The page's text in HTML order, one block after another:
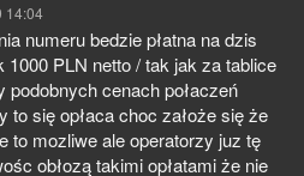
14:04
numeru bedzie płatna na dzis
1000 PLN netto / tak jak za tablice
podobnych cenach połaczeń
to się opłaca choc założe się że
to mozliwe ale operatorzy juz tę
obłozą takimi opłatami że nie